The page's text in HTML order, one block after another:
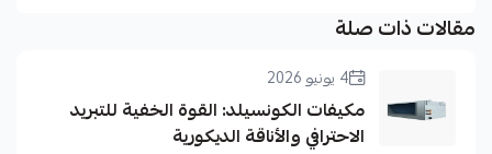
مقالات ذات صلة
4 يونيو 2026
مكيفات الكونسيلد: القوة الخفية للتبريد
الاحترافي والأناقة الديكورية